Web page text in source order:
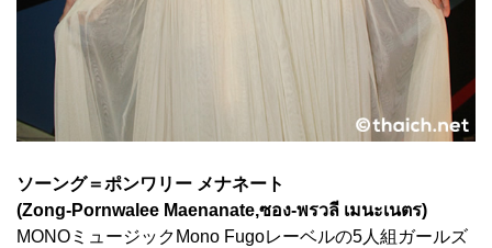
ソーング＝ポンワリー メナネート
(Zong-Pornwalee Maenanate,ซอง-พรวลี เมนะเนตร)
MONOミュージックMono Fugoレーベルの5人組ガールズ